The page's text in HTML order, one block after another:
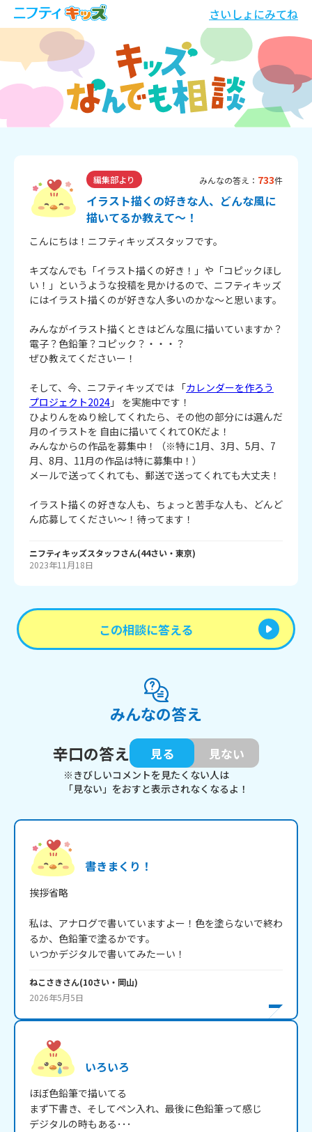
さいしょにみてね
編集部より みんなの答え： 733件
イラスト描くの好きな人、どんな風に
描いてるか教えて～！
こんにちは！ニフティキッズスタッフです。
キズなんでも「イラスト描くの好き！」や「コピックほし
い！」というような投稿を見かけるので、ニフティキッズ
にはイラスト描くのが好きな人多いのかな～と思います。
みんながイラスト描くときはどんな風に描いていますか？
電子？色鉛筆？コピック？・・・？
ぜひ教えてくださいー！
そして、今、ニフティキッズでは 「カレンダーを作ろう
プロジェクト2024 」 を実施中です！
ひよりんをぬり絵してくれたら、その他の部分には選んだ
月のイラストを 自由に描いてくれてOKだよ！
みんなからの作品を募集中！（※特に1月、3月、5月、7
月、8月、11月の作品は特に募集中！）
メールで送ってくれても、郵送で送ってくれても大丈夫！
イラスト描くの好きな人も、ちょっと苦手な人も、どんど
ん応募してください～！待ってます！
ニフティキッズスタッフさん(44さい・ 東京)
2023年11月18日
この相談に答える
みんなの答え
辛口の答え
見る 見ない
※きびしいコメントを見たくない人は
「見ない」をおすと表示されなくなるよ！
書きまくり！
挨拶省略
私は、アナログで書いていますよー！色を塗らないで終わ
るか、色鉛筆で塗るかです。
いつかデジタルで書いてみたーい！
ねこさきさん(10さい・ 岡山)
2026年5月5日
いろいろ
ほぼ色鉛筆で描いてる
まず下書き、そしてペン入れ、最後に色鉛筆って感じ
デジタルの時もある･･･